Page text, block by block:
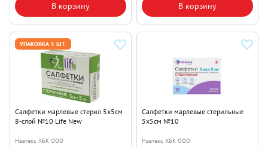
В корзину В корзину
УПАКОВКА 5 ШТ.
Салфетки марлевые стерил 5х5см
8-слой №10 Life New
Навтекс ХБК ООО
Салфетки марлевые стерильные
5х5см №10
Навтекс ХБК ООО